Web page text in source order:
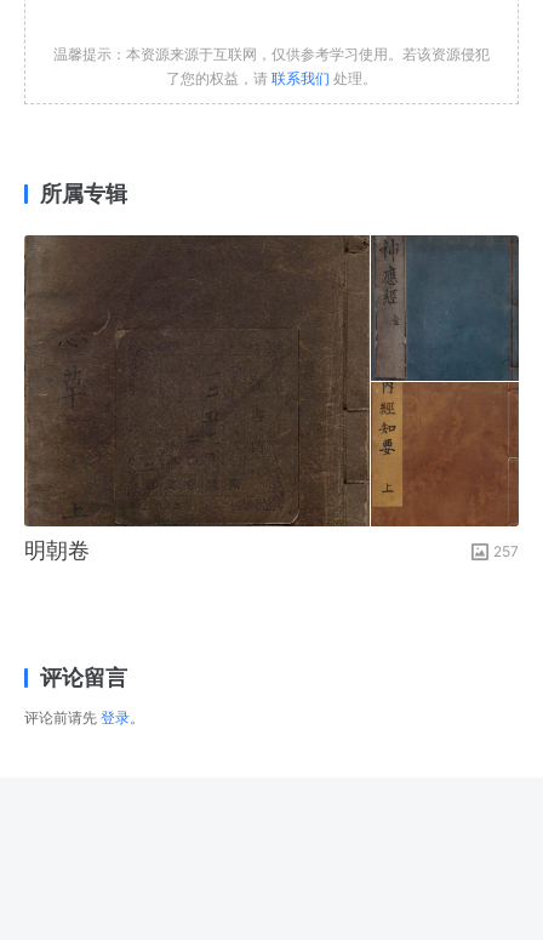
温馨提示：本资源来源于互联网，仅供参考学习使用。若该资源侵犯
了您的权益，请 联系我们 处理。
所属专辑
明朝卷 257
评论留言
评论前请先 登录。